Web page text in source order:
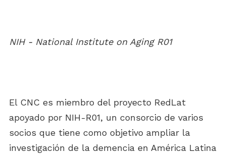
NIH - National Institute on Aging R01
El CNC es miembro del proyecto RedLat
apoyado por NIH-R01, un consorcio de varios
socios que tiene como objetivo ampliar la
investigación de la demencia en América Latina